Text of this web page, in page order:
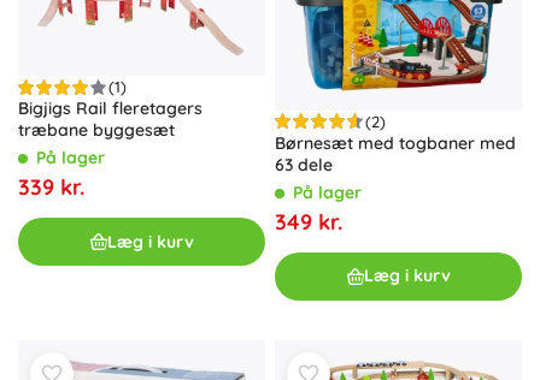
(1)
Bigjigs Rail fleretagers
træbane byggesæt
På lager
339 kr.
Læg i kurv
(2)
Børnesæt med togbaner med
63 dele
På lager
349 kr.
Læg i kurv